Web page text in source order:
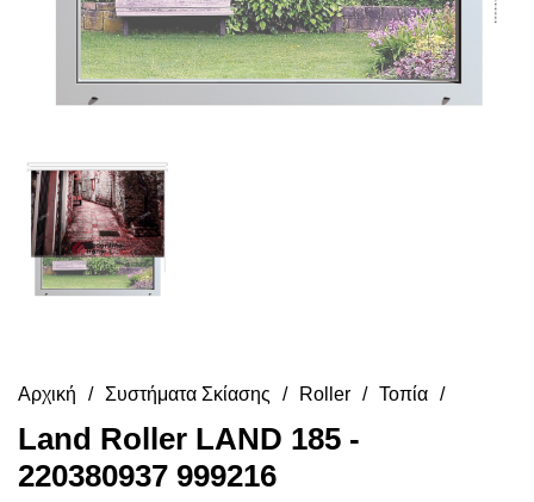
Αρχική Συστήματα Σκίασης Roller Τοπία
Land Roller LAND 185 -
220380937 999216